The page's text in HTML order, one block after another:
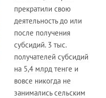
прекратили свою
деятельность до или
после получения
субсидий. 3 тыс.
получателей субсидий
на 5,4 млрд тенге и
вовсе никогда не
занимались сельским